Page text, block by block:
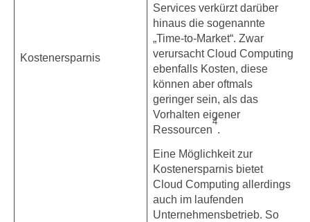
Kostenersparnis
Services verkürzt darüber
hinaus die sogenannte
„Time-to-Market“. Zwar
verursacht Cloud Computing
ebenfalls Kosten, diese
können aber oftmals
geringer sein, als das
Vorhalten eigener
Ressourcen
4
.
Eine Möglichkeit zur
Kostenersparnis bietet
Cloud Computing allerdings
auch im laufenden
Unternehmensbetrieb. So